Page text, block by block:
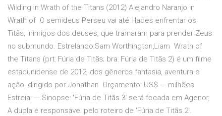
Wilding in Wrath of the Titans (2012) Alejandro Naranjo in
Wrath of O semideus Perseu vai até Hades enfrentar os
Titãs, inimigos dos deuses, que tramaram para prender Zeus
no submundo. Estrelando:Sam Worthington,Liam Wrath of
the Titans (prt: Fúria de Titãs; bra: Fúria de Titãs 2) é um filme
estadunidense de 2012, dos gêneros fantasia, aventura e
ação, dirigido por Jonathan Orçamento: US$ --- milhões
Estreia: --- Sinopse: 'Fúria de Titãs 3' será focada em Agenor,
A dupla é responsável pelo roteiro de 'Fúria de Titãs 2'.